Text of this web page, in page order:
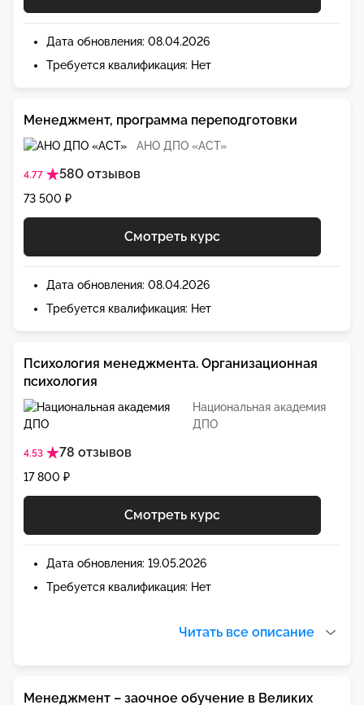
Дата обновления: 08.04.2026
Требуется квалификация: Нет
АНО ДПО «АСТ»
4.77 580 отзывов
Менеджмент, программа переподготовки
73 500 ₽
Смотреть курс
Дата обновления: 08.04.2026
Требуется квалификация: Нет
Национальная академия
ДПО
4.53 78 отзывов
Психология менеджмента. Организационная
психология
17 800 ₽
Смотреть курс
Дата обновления: 19.05.2026
Требуется квалификация: Нет
Читать все описание
Менеджмент – заочное обучение в Великих